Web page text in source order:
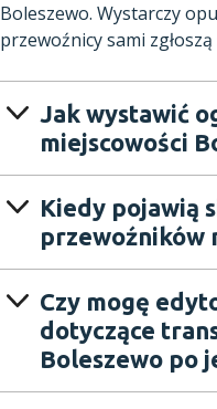
Boleszewo. Wystarczy
przewoźnicy sami zgłoszą
Jak wystawić
miejscowości
Kiedy pojawią
przewoźników
Czy mogę
dotyczące
Boleszewo po